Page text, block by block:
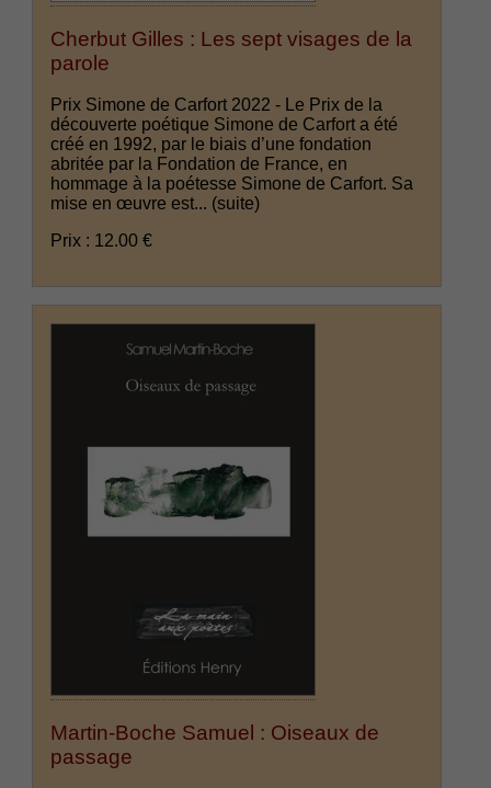
Cherbut Gilles : Les sept visages de la
parole
Prix Simone de Carfort 2022 - Le Prix de la
découverte poétique Simone de Carfort a été
créé en 1992, par le biais d’une fondation
abritée par la Fondation de France, en
hommage à la poétesse Simone de Carfort. Sa
mise en œuvre est... (suite)
Prix : 12.00 €
Martin-Boche Samuel : Oiseaux de
passage